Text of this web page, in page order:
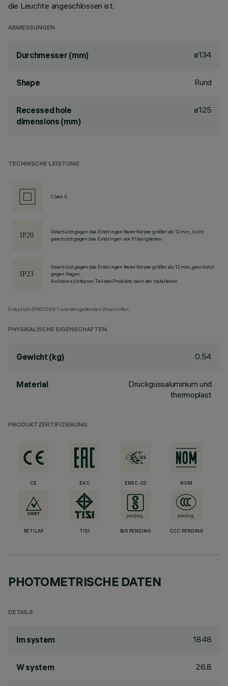
die Leuchte angeschlossen ist.
ABMESSUNGEN
Durchmesser (mm) ø134
Shape Rund
Recessed hole
dimensions (mm)
ø125
TECHNISCHE LEISTUNG
Class II
Geschützt gegen das Eindringen fester Körper größer als 12 mm, nicht
geschützt gegen das Eindringen von Flüssigkeiten.
Geschützt gegen das Eindringen fester Körper größer als 12 mm, geschützt
gegen Regen.
Auf dem sichtbaren Teil des Produkts nach der Installation
Entspricht EN60598-1 und den geltenden Vorschriften.
PHYSIKALISCHE EIGENSCHAFTEN
Gewicht (kg) 0.54
Material
Druckgussaluminium und
thermoplast
PRODUKTZERTIFIZIERUNG
CE EAC ENEC-03 NOM
RETILAP TISI BIS PENDING CCC PENDING
PHOTOMETRISCHE DATEN
DETAILS
lm system 1848
W system 26.8